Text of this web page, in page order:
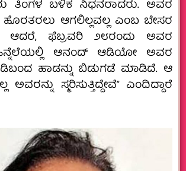
ತಿಂಗಳ ಬಳಿಕ ನಿಧನರಾದರು. ಅವರ
ಹೊರತರಲು ಆಗಲಿಲ್ಲವಲ್ಲ ಎಂಬ ಬೇಸರ
ಆದರೆ, ಫೆಬ್ರವರಿ ೨೮ರಂದು ಅವರ
ಹಿನ್ನೆಲೆಯಲ್ಲಿ ಆನಂದ್‌ ಆಡಿಯೋ ಅವರ
ಹಾಡನ್ನು ಬಿಡುಗಡೆ ಮಾಡಿದೆ. ಆ
ಸ್ಮರಿಸುತ್ತಿದ್ದೇವೆ” ಎಂದಿದ್ದಾರೆ